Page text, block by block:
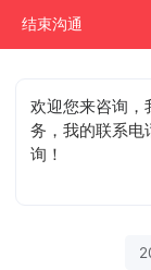
结束沟通
欢迎您来咨询
务，我的联系电
询！